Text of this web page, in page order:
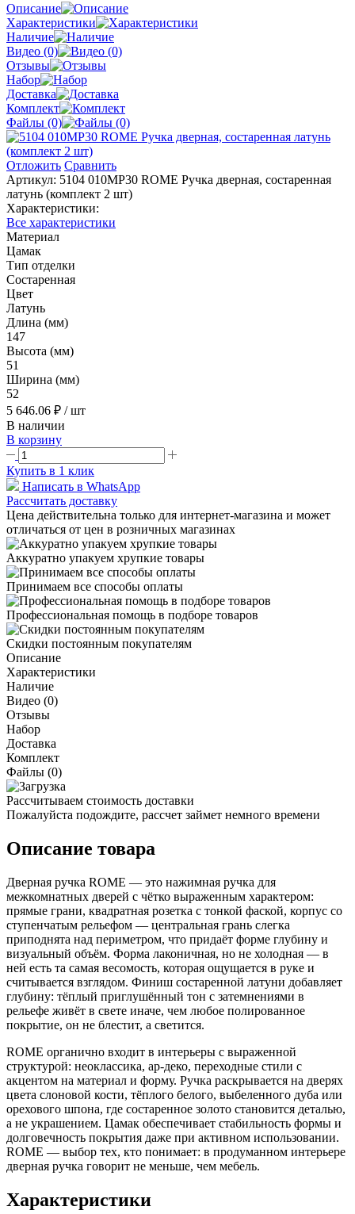
Описание
Характеристики
Наличие
Видео (0)
Отзывы
Набор
Доставка
Комплект
Файлы (0)
Отложить Сравнить
Артикул: 5104 010MP30 ROME Ручка дверная, состаренная
латунь (комплект 2 шт)
Характеристики:
Все характеристики
Материал
Цамак
Тип отделки
Состаренная
Цвет
Латунь
Длина (мм)
147
Высота (мм)
51
Ширина (мм)
52
5 646.06 ₽ / шт
В наличии
В корзину
Купить в 1 клик
Написать в WhatsApp
Рассчитать доставку
Цена действительна только для интернет-магазина и может
отличаться от цен в розничных магазинах
Аккуратно упакуем хрупкие товары
Принимаем все способы оплаты
Профессиональная помощь в подборе товаров
Скидки постоянным покупателям
Описание
Характеристики
Наличие
Видео (0)
Отзывы
Набор
Доставка
Комплект
Файлы (0)
Рассчитываем стоимость доставки
Пожалуйста подождите, рассчет займет немного времени
Описание товара
Дверная ручка ROME — это нажимная ручка для
межкомнатных дверей с чётко выраженным характером:
прямые грани, квадратная розетка с тонкой фаской, корпус со
ступенчатым рельефом — центральная грань слегка
приподнята над периметром, что придаёт форме глубину и
визуальный объём. Форма лаконичная, но не холодная — в
ней есть та самая весомость, которая ощущается в руке и
считывается взглядом. Финиш состаренной латуни добавляет
глубину: тёплый приглушённый тон с затемнениями в
рельефе живёт в свете иначе, чем любое полированное
покрытие, он не блестит, а светится.
ROME органично входит в интерьеры с выраженной
структурой: неоклассика, ар-деко, переходные стили с
акцентом на материал и форму. Ручка раскрывается на дверях
цвета слоновой кости, тёплого белого, выбеленного дуба или
орехового шпона, где состаренное золото становится деталью,
а не украшением. Цамак обеспечивает стабильность формы и
долговечность покрытия даже при активном использовании.
ROME — выбор тех, кто понимает: в продуманном интерьере
дверная ручка говорит не меньше, чем мебель.
Характеристики